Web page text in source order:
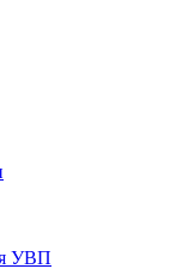
УВП